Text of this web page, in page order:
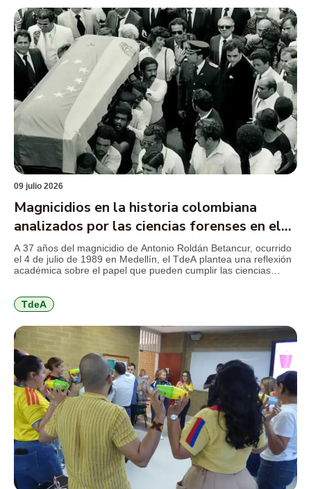
09 julio 2026
Magnicidios en la historia colombiana
analizados por las ciencias forenses en el
TdeA
A 37 años del magnicidio de Antonio Roldán Betancur, ocurrido
el 4 de julio de 1989 en Medellín, el TdeA plantea una reflexión
académica sobre el papel que pueden cumplir las ciencias
la justicia, la […]
TdeA